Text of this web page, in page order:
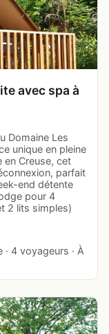
avec spa à
Domaine Les
unique en pleine
en Creuse, cet
parfait
end détente
pour 4
2 lits simples)
· 4 voyageurs · À